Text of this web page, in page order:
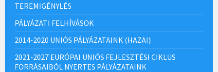
TEREMIGÉNYLÉS
PÁLYÁZATI FELHÍVÁSOK
2014-2020 UNIÓS PÁLYÁZATAINK (HAZAI)
2021-2027 EURÓPAI UNIÓS FEJLESZTÉSI CIKLUS
FORRÁSAIBÓL NYERTES PÁLYÁZATAINK